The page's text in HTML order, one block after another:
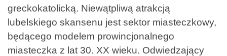
greckokatolicką. Niewątpliwą atrakcją
lubelskiego skansenu jest sektor miasteczkowy,
będącego modelem prowincjonalnego
miasteczka z lat 30. XX wieku. Odwiedzający